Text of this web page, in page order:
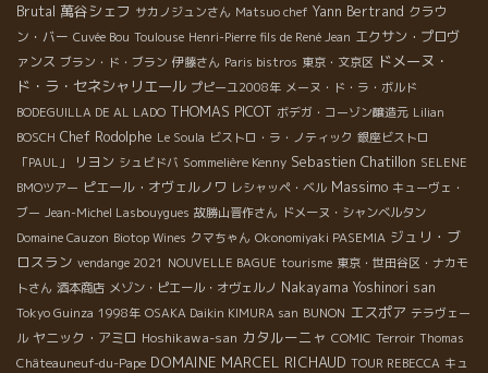
Brutal 萬谷シェフ サカノジュンさん Matsuo chef Yann Bertrand クラウ
ン・バー Cuvée Bou Toulouse Henri-Pierre fils de René Jean エクサン・プロヴ
ァンス ブラン・ド・ブラン 伊藤さん Paris bistros 東京・文京区 ドメーヌ・
ド・ラ・セネシャリエール プピーユ2008年 メーヌ・ド・ラ・ボルド
BODEGUILLA DE AL LADO THOMAS PICOT ボデガ・コーゾン醸造元 Lilian
BOSCH Chef Rodolphe Le Soula ビストロ・ラ・ノティック 銀座ビストロ
「PAUL」
リヨン シュビドバ Sommelière Kenny Sebastien Chatillon SELENE
BMOツアー ピエール・オヴェルノワ レシャッペ・ベル Massimo キューヴェ・
ブー Jean-Michel Lasbouygues 故勝山晋作さん ドメーヌ・シャンベルタン
Domaine Cauzon Biotop Wines クマちゃん Okonomiyaki PASEMIA ジュリ・ブ
ロスラン vendange 2021 NOUVELLE BAGUE tourisme 東京・世田谷区・ナカモ
トさん 酒本商店 メゾン・ピエール・オヴェルノ Nakayama Yoshinori san
Tokyo Guinza 1998年 OSAKA Daikin KIMURA san BUNON エスポア テラヴェー
ル ヤニック・アミロ Hoshikawa-san カタルーニャ COMIC Terroir Thomas
Châteauneuf-du-Pape DOMAINE MARCEL RICHAUD TOUR REBECCA キュ